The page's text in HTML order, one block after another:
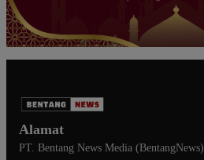
Alamat
PT. Bentang News Media (BentangNews)